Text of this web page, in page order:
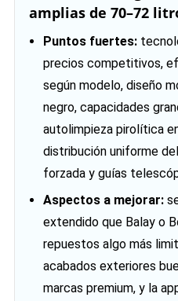
amplias de 70–72
Puntos fuertes:
precios competitivos,
según modelo, diseño
negro, capacidades
autolimpieza pirolítica
distribución uniforme
forzada y guías
Aspectos a mejorar:
extendido que Balay o
repuestos algo más
acabados exteriores
marcas premium, y la